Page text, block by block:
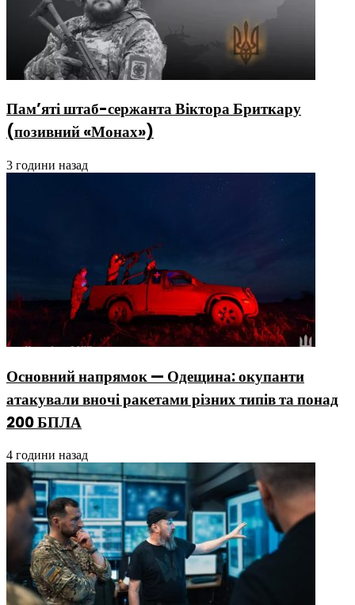
Пам’яті штаб-сержанта Віктора Бриткару
(позивний «Монах»)
3 години назад
Основний напрямок — Одещина: окупанти
атакували вночі ракетами різних типів та понад
200 БПЛА
4 години назад